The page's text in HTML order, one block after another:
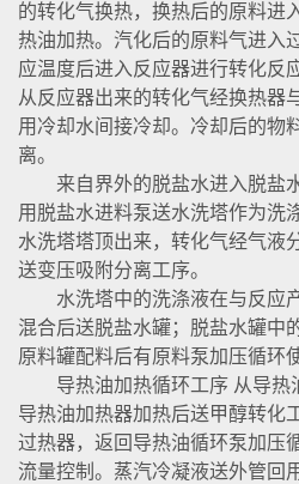
的转化气换热，换热后的原料进
热油加热。汽化后的原料气进入
应温度后进入反应器进行转化反
从反应器出来的转化气经换热器
用冷却水间接冷却。冷却后的物
离。
来自界外的脱盐水进入脱盐
用脱盐水进料泵送水洗塔作为洗
水洗塔塔顶出来，转化气经气液
送变压吸附分离工序。
水洗塔中的洗涤液在与反应
混合后送脱盐水罐；脱盐水罐中
原料罐配料后有原料泵加压循环
导热油加热循环工序 从导
导热油加热器加热后送甲醇转化
过热器，返回导热油循环泵加压
流量控制。蒸汽冷凝液送外管回